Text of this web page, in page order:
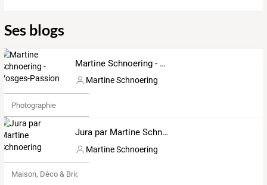
Ses blogs
Martine Schnoering - Vosges-Passion
Martine Schnoering
Photographie
Jura par Martine Schnoering
Martine Schnoering
Maison, Déco & Bricolage